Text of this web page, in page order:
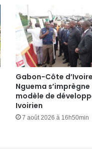
Gabon-Côte
Nguema s’imprègne
modèle de
Ivoirien
7 août 2026 à 16h50min